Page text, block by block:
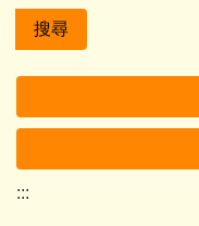
搜尋
:::